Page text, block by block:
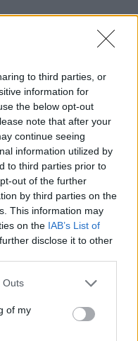
to third parties, or
information for
the below opt-out
note that after your
continue seeing
information utilized by
to third parties prior to
out of the further
by third parties on the
This information may
on the IAB’s List of
disclose it to other
Outs
of my
η ανάδειξη
η Λίνα
του